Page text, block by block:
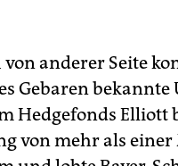
von anderer Seite
Gebaren
Hedgefonds Elliott
von mehr als